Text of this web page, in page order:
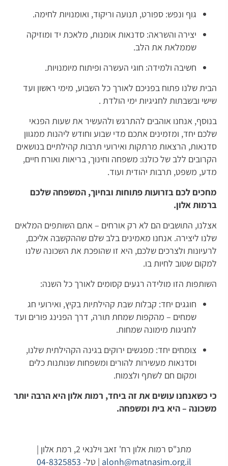
גוף ונפש: ספורט, תנועה וריקוד, ואומנויות לחימה.
יצירה והשראה: סדנאות אומנות, מלאכת יד ומוזיקה
שממלאת את הלב.
חשיבה ולמידה: חוגי העשרה ופיתוח מיומנויות.
הבית שלנו פתוח בפניכם לאורך כל השבוע, מימי ראשון ועד
שישי ובשבתות לחגיגיות ימי הולדת .
בנוסף, אנחנו אוהבים להתרגש ולהעשיר את שעות הפנאי
שלכם יחד, ומזמינים אתכם מדי שבוע וחודש ליהנות ממגוון
סדנאות, הרצאות מרתקות ואירועי תרבות קהילתיים בנושאים
הקרובים ללב של כולנו: משפחה וחינוך, בריאות ואורח חיים,
מדע, משפט, תרבות יהודית ועוד.
מחכים לכם בזרועות פתוחות ובחיוך, המשפחה שלכם
ברמות אלון.
אצלנו, התושבים הם לא רק אורחים – אתם השותפים המלאים
שלנו ליצירה. אנחנו מאמינים בלב שלם שההקשבה אליכם,
לרעיונות ולצרכים שלכם, היא זו שהופכת את השכונה שלנו
למקום שטוב לחיות בו.
השותפות הזו מולידה רגעים קסומים לאורך כל השנה:
חוגגים יחד: קבלות שבת קהילתיות בקיץ, ואירועי חג
שמחים – מהקפות שמחת תורה, דרך הפנינג פורים ועד
לחגיגות מימונה שמחות.
צומחים יחד: מפגשים ירוקים בגינה הקהילתית שלנו,
וסדנאות מעשירות להורים ומשפחות שנותנות כלים
ומקום חם לשתף ולצמוח.
כי כשאנחנו עושים את זה ביחד, רמות אלון היא הרבה יותר
משכונה – היא בית ומשפחה.
מתנ"ס רמות אלון רח' זאב וילנאי 2, רמת אלון |
alonh@matnasim.org.il | טל- 04-8325853